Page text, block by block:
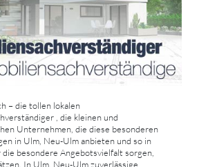
– die tollen lokalen
, die kleinen und
Unternehmen, die diese besonderen
in Ulm, Neu-Ulm anbieten und so in
besondere Angebotsvielfalt sorgen,
In Ulm, Neu-Ulm zuverlässige